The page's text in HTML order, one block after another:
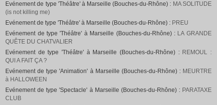
Evénement de type 'Théâtre' à Marseille (Bouches-du-Rhône) : MA SOLITUDE
(is not killing me)
Evénement de type 'Théâtre' à Marseille (Bouches-du-Rhône) : PREU
Evénement de type 'Théâtre' à Marseille (Bouches-du-Rhône) : LA GRANDE
QUÊTE DU CHATVALIER
Evénement de type 'Théâtre' à Marseille (Bouches-du-Rhône) : REMOUL :
QUI A FAIT ÇA ?
Evénement de type 'Animation' à Marseille (Bouches-du-Rhône) : MEURTRE
à HALLOWEEN
Evénement de type 'Spectacle' à Marseille (Bouches-du-Rhône) : PARATAXE
CLUB